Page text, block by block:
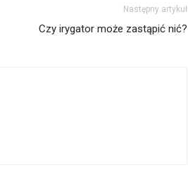
Następny artykuł
Czy irygator może zastąpić nić?